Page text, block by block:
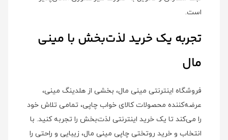
است.
تجربه یک خرید لذت‌بخش با مینی
مال
فروشگاه اینترنتی مینی مال، بخشی از هلدینگ مینی،
عرضه‌کننده محصولات کالای خواب چاپی، تمامی تلاش خود
را می‌کند تا یک خرید اینترنتی لذت‌بخش را تجربه کنید. با
انتخاب و خرید روتختی چاپی مینی مال، زیبایی و راحتی را